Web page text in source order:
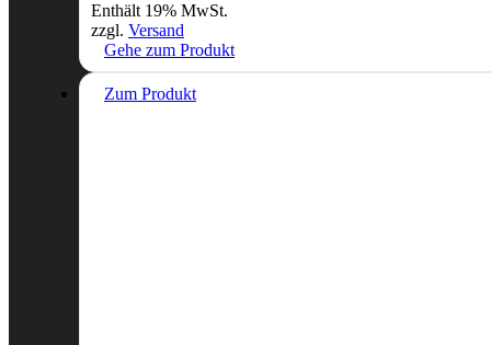
Enthält 19% MwSt.
zzgl. Versand
Gehe zum Produkt
Zum Produkt